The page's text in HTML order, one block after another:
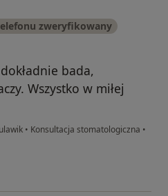
zweryfikowany
bada,
Wszystko w miłej
• Konsultacja stomatologiczna •